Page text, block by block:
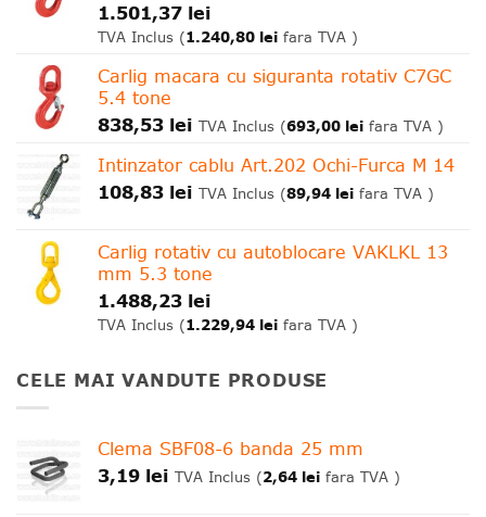
1.501,37 lei
TVA Inclus (1.240,80 lei fara TVA )
Carlig macara cu siguranta rotativ C7GC
5.4 tone
838,53 lei TVA Inclus (693,00 lei fara TVA )
Intinzator cablu Art.202 Ochi-Furca M 14
108,83 lei TVA Inclus (89,94 lei fara TVA )
Carlig rotativ cu autoblocare VAKLKL 13
mm 5.3 tone
1.488,23 lei
TVA Inclus (1.229,94 lei fara TVA )
CELE MAI VANDUTE PRODUSE
Clema SBF08-6 banda 25 mm
3,19 lei TVA Inclus (2,64 lei fara TVA )